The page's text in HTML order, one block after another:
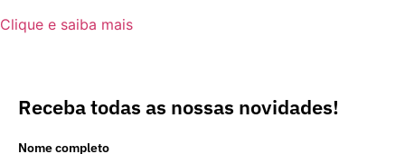
Clique e saiba mais
Receba todas as nossas novidades!
Nome completo